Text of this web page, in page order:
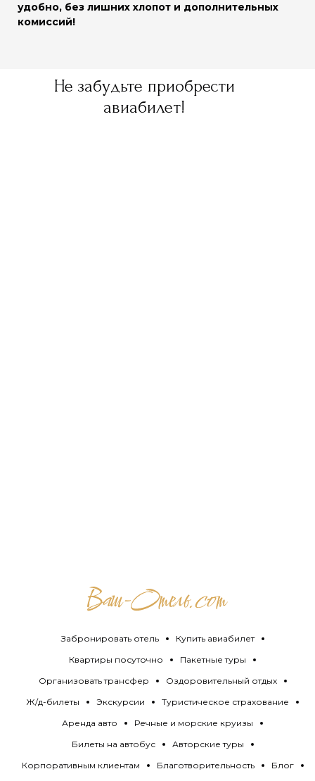
удобно, без лишних хлопот и дополнительных
комиссий!
Не забудьте приобрести
авиабилет!
Забронировать отель
Купить авиабилет
Квартиры посуточно
Пакетные туры
Организовать трансфер
Оздоровительный отдых
Ж/д-билеты
Экскурсии
Туристическое страхование
Аренда авто
Речные и морские круизы
Билеты на автобус
Авторские туры
Корпоративным клиентам
Благотворительность
Блог